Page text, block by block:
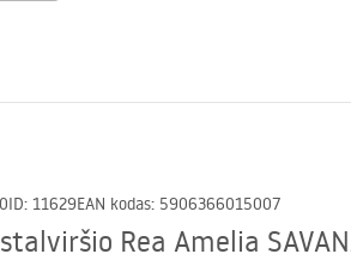
ID: 11629EAN kodas: 5906366015007
Rea Amelia